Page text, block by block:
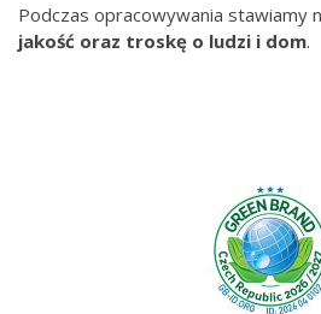
Podczas opracowywania stawiamy
jakość oraz troskę o ludzi i dom.